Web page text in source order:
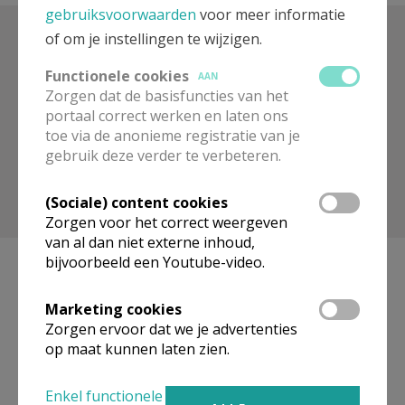
Zoek op trefwoord
Toon meer filters
Geen artikels gevonden.
Pagina's
gebruiksvoorwaarden voor meer informatie
of om je instellingen te wijzigen.
Functionele cookies
AAN
Zorgen dat de basisfuncties van het
portaal correct werken en laten ons
toe via de anonieme registratie van je
gebruik deze verder te verbeteren.
(Sociale) content cookies
Zorgen voor het correct weergeven
van al dan niet externe inhoud,
bijvoorbeeld een Youtube-video.
Marketing cookies
Zorgen ervoor dat we je advertenties
op maat kunnen laten zien.
Enkel functionele